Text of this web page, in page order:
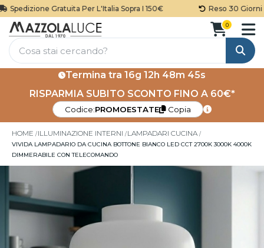
Spedizione Gratuita Per L'Italia Sopra I 150€ Reso 30 Giorni
Cerca
0
Termina tra 16g 12h 48m 45s
RISPARMIA SUBITO SCONTO FINO A 60€*
Codice:PROMOESTATE Copia
HOME ILLUMINAZIONE INTERNI LAMPADARI CUCINA
VIVIDA LAMPADARIO DA CUCINA BOTTONE BIANCO LED CCT 2700K 3000K 4000K
DIMMERABILE CON TELECOMANDO